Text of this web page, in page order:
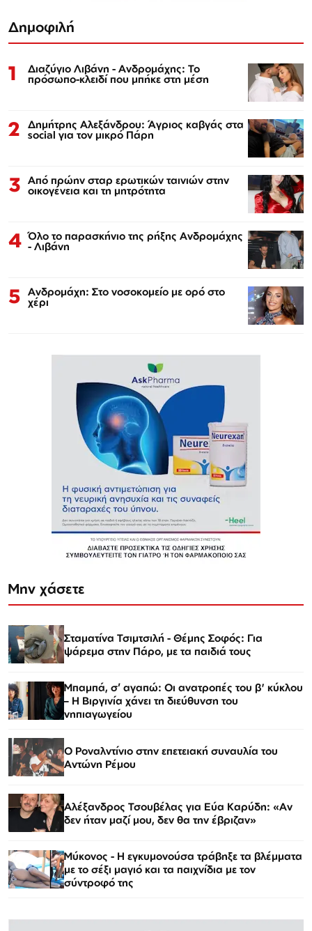
Δημοφιλή
1 Διαζύγιο Λιβάνη - Ανδρομάχης: Το
πρόσωπο-κλειδί που μπήκε στη μέση
2 Δημήτρης Αλεξάνδρου: Άγριος καβγάς στα
social για τον μικρό Πάρη
3 Από πρώην σταρ ερωτικών ταινιών στην
οικογένεια και τη μητρότητα
4 Όλο το παρασκήνιο της ρήξης Ανδρομάχης
- Λιβάνη
5 Ανδρομάχη: Στο νοσοκομείο με ορό στο
χέρι
Μην χάσετε
Σταματίνα Τσιμτσιλή - Θέμης Σοφός: Για
ψάρεμα στην Πάρο, με τα παιδιά τους
Μπαμπά, σ’ αγαπώ: Οι ανατροπές του β' κύκλου
– Η Βιργινία χάνει τη διεύθυνση του
νηπιαγωγείου
Ο Ροναλντίνιο στην επετειακή συναυλία του
Αντώνη Ρέμου
Αλέξανδρος Τσουβέλας για Εύα Καρύδη: «Αν
δεν ήταν μαζί μου, δεν θα την έβριζαν»
Μύκονος - Η εγκυμονούσα τράβηξε τα βλέμματα
με το σέξι μαγιό και τα παιχνίδια με τον
σύντροφό της